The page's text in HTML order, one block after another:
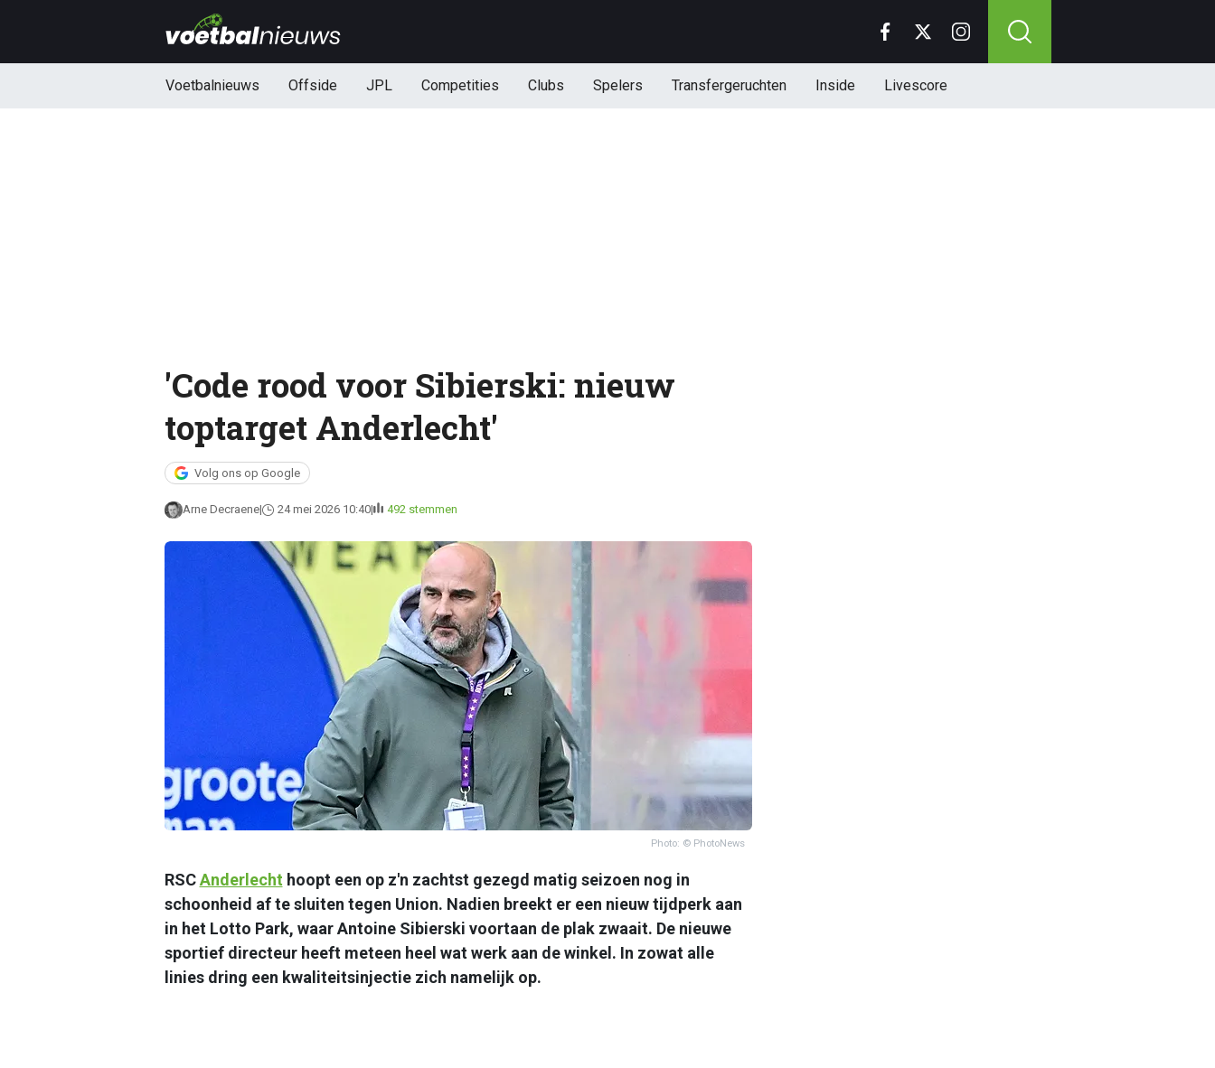
Voetbalnieuws Offside JPL Competities Clubs Spelers Transfergeruchten Inside Livescore
'Code rood voor Sibierski: nieuw
toptarget Anderlecht'
Volg ons op Google
Arne Decraene 24 mei 2026 10:40 492 stemmen
Photo: © PhotoNews
RSCAnderlecht hoopt een op z'n zachtst gezegd matig seizoen nog in
schoonheid af te sluiten tegen Union. Nadien breekt er een nieuw tijdperk aan
in het Lotto Park, waar Antoine Sibierski voortaan de plak zwaait. De nieuwe
sportief directeur heeft meteen heel wat werk aan de winkel. In zowat alle
linies dring een kwaliteitsinjectie zich namelijk op.